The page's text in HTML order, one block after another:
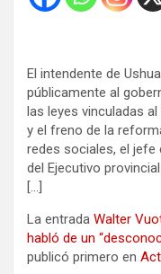
El intendente de
públicamente al
las leyes vinculadas
y el freno de la
redes sociales, el
del Ejecutivo
[…]
La entrada Walter
habló de un
publicó primero en